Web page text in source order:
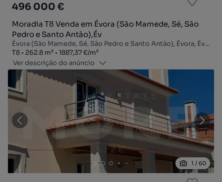
496 000 €
Moradia T8 Venda em Évora (São Mamede, Sé, São
Pedro e Santo Antão),Év
Évora (São Mamede, Sé, São Pedro e Santo Antão), Évora, Évora
Tipologia
T8
Zona262.8 m²
Preço por metro quadrado
1887,37 €/m²
Ver descrição do anúncio
1 / 60